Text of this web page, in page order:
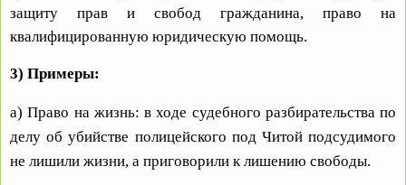
защиту прав и свобод гражданина, право на
квалифицированную юридическую помощь.
3) Примеры:
а) Право на жизнь: в ходе судебного разбирательства по
делу об убийстве полицейского под Читой подсудимого
не лишили жизни, а приговорили к лишению свободы.